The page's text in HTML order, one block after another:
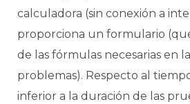
calculadora (sin conexión a
proporciona un formulario
de las fórmulas necesarias en
problemas). Respecto al
inferior a la duración de las